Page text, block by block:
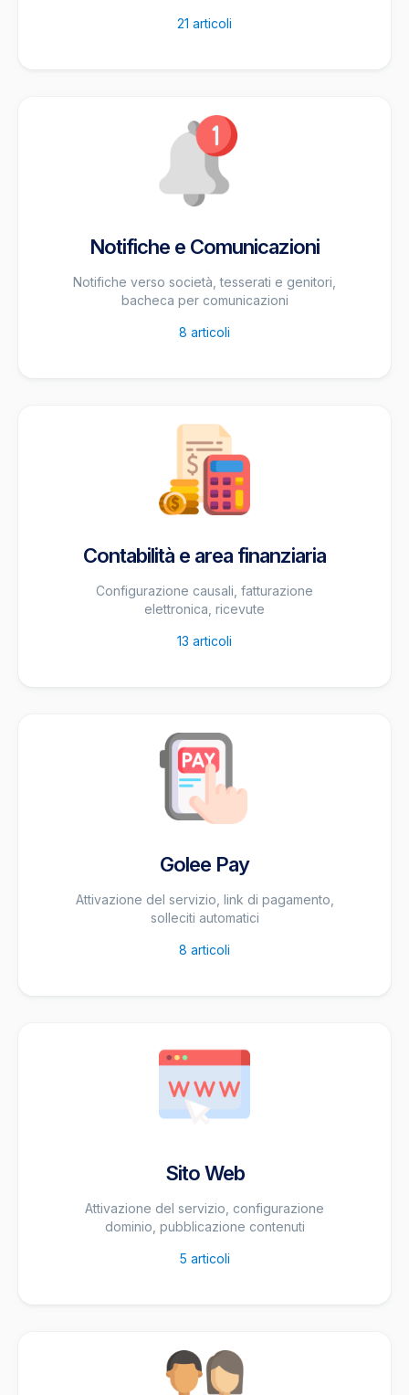
21 articoli
Notifiche e Comunicazioni
Notifiche verso società, tesserati e genitori,
bacheca per comunicazioni
8 articoli
Contabilità e area finanziaria
Configurazione causali, fatturazione
elettronica, ricevute
13 articoli
Golee Pay
Attivazione del servizio, link di pagamento,
solleciti automatici
8 articoli
Sito Web
Attivazione del servizio, configurazione
dominio, pubblicazione contenuti
5 articoli